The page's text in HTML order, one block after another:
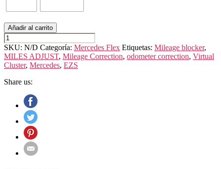
Añadir al carrito
MERCEDES
CLS
CLASS
C257
SKU: N/D Categoría: Mercedes Flex Etiquetas: Mileage blocker,
MILES ADJUST, Mileage Correction, odometer correction, Virtual
Cluster, Mercedes, EZS
Share us: